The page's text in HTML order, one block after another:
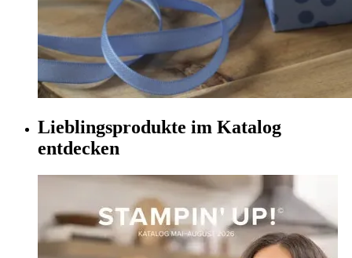
Lieblingsprodukte im Katalog
entdecken